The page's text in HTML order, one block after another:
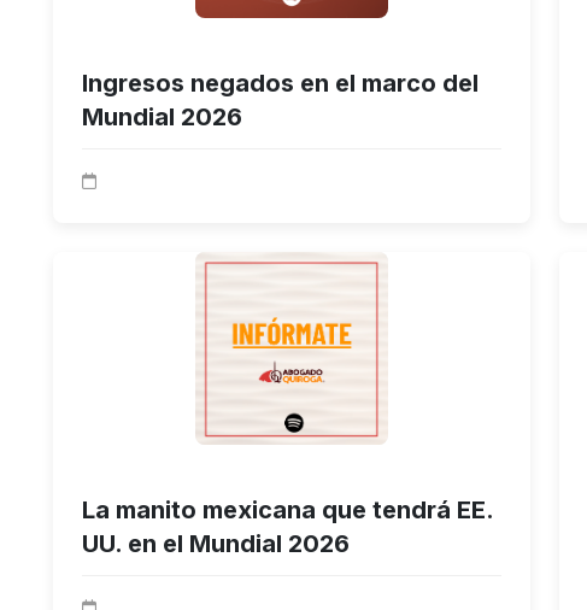
Ingresos negados en el marco del
Mundial 2026
La manito mexicana que tendrá EE.
UU. en el Mundial 2026